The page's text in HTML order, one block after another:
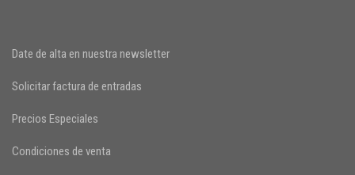
Date de alta en nuestra newsletter
Solicitar factura de entradas
Precios Especiales
Condiciones de venta